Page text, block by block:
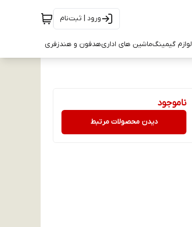
ورود | ثبت‌نام
لوازم گیمینگماشین های اداریهدفون و هندزفری
ناموجود
دیدن محصولات مرتبط